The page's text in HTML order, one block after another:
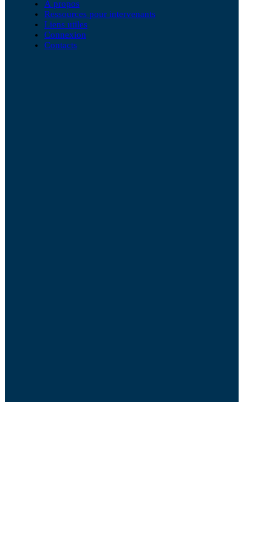
À propos
Ressources pour intervenants
Liens utiles
Connexion
Contacts